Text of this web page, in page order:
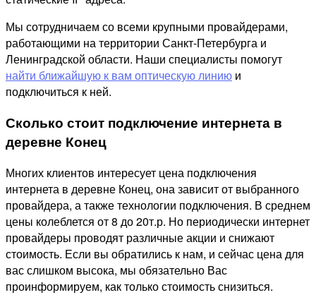
Мы сотрудничаем со всеми крупными провайдерами,
работающими на территории Санкт-Петербурга и
Ленинградской области. Наши специалисты помогут
найти ближайшую к вам оптическую линию и
подключиться к ней.
Сколько стоит подключение интернета в
деревне Конец
Многих клиентов интересует цена подключения
интернета в деревне Конец, она зависит от выбранного
провайдера, а также технологии подключения. В среднем
цены колеблется от 8 до 20т.р. Но периодически интернет
провайдеры проводят различные акции и снижают
стоимость. Если вы обратились к нам, и сейчас цена для
вас слишком высока, мы обязательно Вас
проинформируем, как только стоимость снизиться.